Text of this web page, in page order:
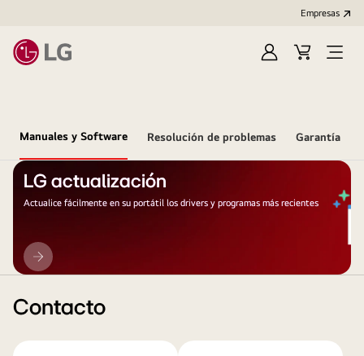
Empresas
IniciarCarritoOpen
Manuales y Software Resolución de problemas Garantía
LG actualización
Actualice fácilmente en su portátil los drivers y programas más recientes
LG
actualización
Contacto